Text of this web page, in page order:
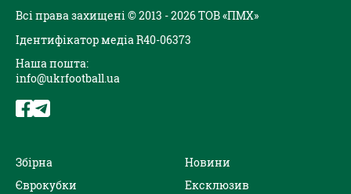
Всі права захищені © 2013 - 2026 ТОВ «ПМХ»
Ідентифікатор медіа R40-06373
Наша пошта:
info@ukrfootball.ua
Збірна
Єврокубки
Новини
Ексклюзив